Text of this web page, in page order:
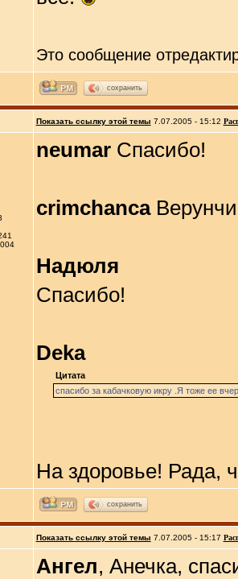
Это сообщение
сохранить
Показать ссылку этой темы 7.07.2005 - 15:12
neumarСпасибо!
crimchanca
Надюля
Спасибо!
Deka
Цитата
спасибо за кабачковую икру .Я тоже ее
На здоровье! Рада,
сохранить
Показать ссылку этой темы 7.07.2005 - 15:17
Ангел, Анечка,